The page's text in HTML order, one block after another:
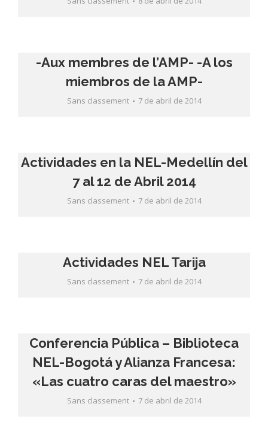
-Aux membres de l’AMP- -A los
miembros de la AMP-
Sans classement 7 de abril de 2014
Actividades en la NEL-Medellín del
7 al 12 de Abril 2014
Sans classement 7 de abril de 2014
Actividades NEL Tarija
Sans classement 7 de abril de 2014
Conferencia Pública – Biblioteca
NEL-Bogotá y Alianza Francesa:
«Las cuatro caras del maestro»
Sans classement 7 de abril de 2014